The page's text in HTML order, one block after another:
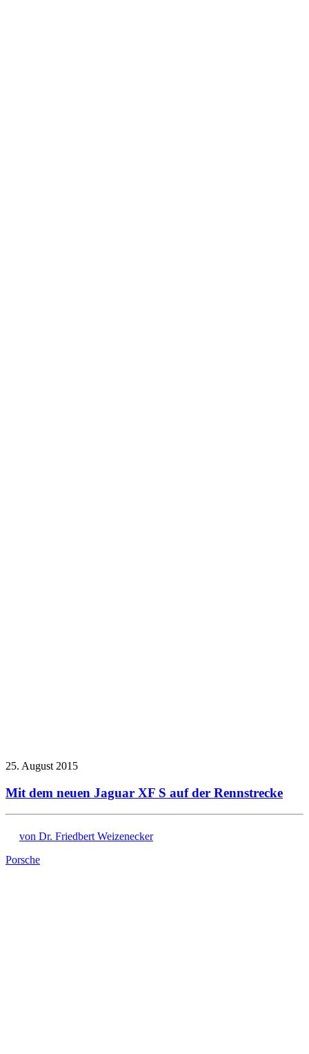
25. August 2015
Mit dem neuen Jaguar XF S auf der Rennstrecke
von Dr. Friedbert Weizenecker
Porsche